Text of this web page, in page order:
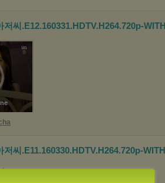
저씨.E12.160331.HDTV.H264.720p-WITH
저씨.E11.160330.HDTV.H264.720p-WITH